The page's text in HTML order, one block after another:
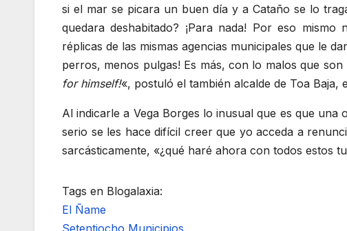
si el mar se picara un buen día y a Cataño se lo
quedara deshabitado? ¡Para nada! Por eso
réplicas de las mismas agencias municipales que le
perros, menos pulgas! Es más, con lo malos que
for himself!«, postuló el también alcalde de Toa Baja,
Al indicarle a Vega Borges lo inusual que es que
serio se les hace difícil creer que yo acceda a
sarcásticamente, «¿qué haré ahora con todos estos
Tags en Blogalaxia:
El Ñame
Setentiocho Municipios